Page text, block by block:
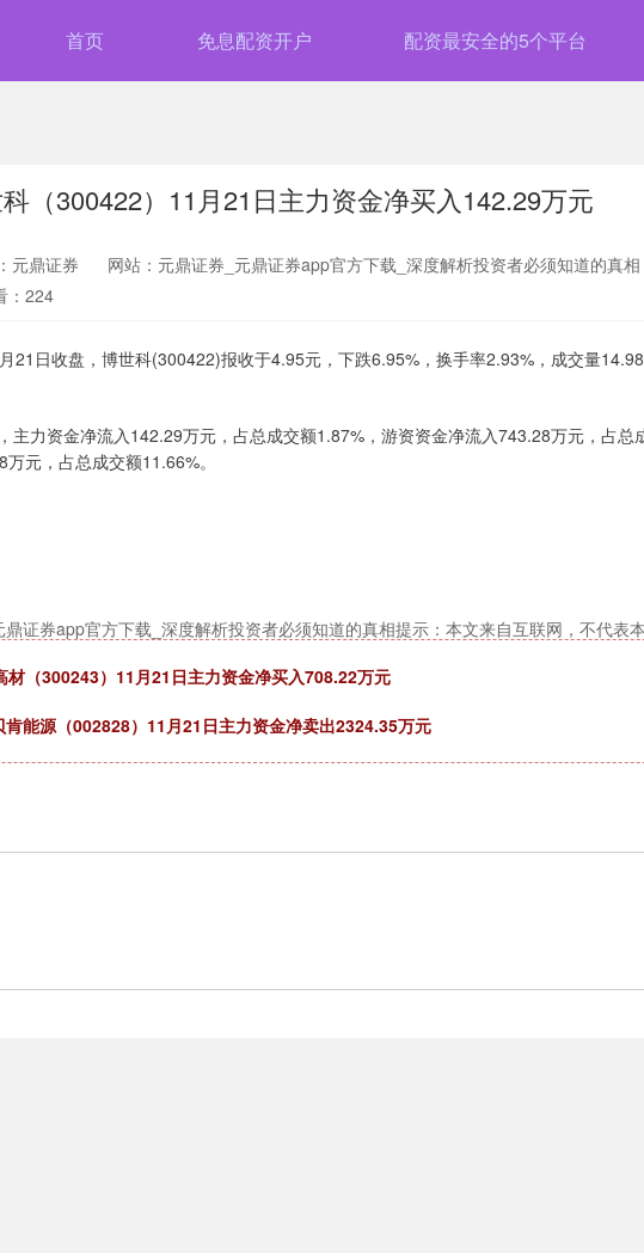
首页 免息配资开户 配资最安全的5个平台
（300422）11月21日主力资金净买入142.29万元
元鼎证券 网站：元鼎证券_元鼎证券app官方下载_深度解析投资者必须知道的真相
：224
21日收盘，博世科(300422)报收于4.95元，下跌6.95%，换手率2.93%，成交量
主力资金净流入142.29万元，占总成交额1.87%，游资资金净流入743.28万元，占总
元，占总成交额11.66%。
证券app官方下载_深度解析投资者必须知道的真相提示：本文来自互联网，不代表本
材（300243）11月21日主力资金净买入708.22万元
能源（002828）11月21日主力资金净卖出2324.35万元